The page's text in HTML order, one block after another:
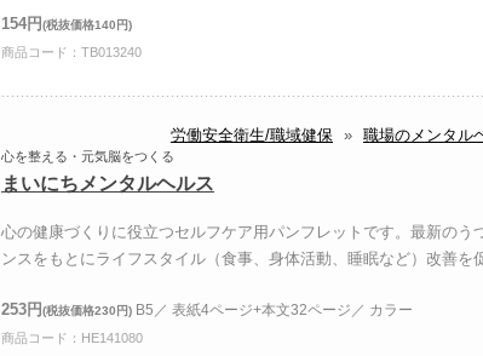
154円(税抜価格140円)
商品コード：TB013240
労働安全衛生/職域健保 » 職場のメンタル
心を整える・元気脳をつくる
まいにちメンタルヘルス
心の健康づくりに役立つセルフケア用パンフレットです。最新のう
ンスをもとにライフスタイル（食事、身体活動、睡眠など）改善を
253円(税抜価格230円) B5／ 表紙4ページ+本文32ページ／ カラー
商品コード：HE141080